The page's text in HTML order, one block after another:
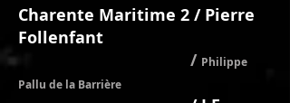
Charente Maritime 2 / Pierre
Follenfant
/ Philippe
Pallu de la Barrière